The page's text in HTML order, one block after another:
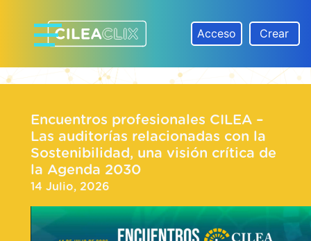
content
Acceso Crear
Encuentros profesionales CILEA –
Las auditorías relacionadas con la
Sostenibilidad, una visión crítica de
la Agenda 2030
14 Julio, 2026